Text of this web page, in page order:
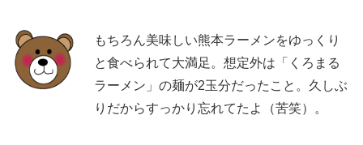
もちろん美味しい熊本ラーメンをゆっくり
と食べられて大満足。想定外は「くろまる
ラーメン」の麺が2玉分だったこと。久しぶ
りだからすっかり忘れてたよ（苦笑）。